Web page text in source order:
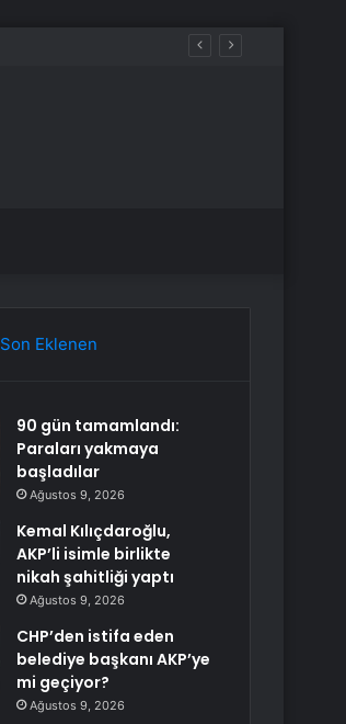
Son Eklenen
90 gün tamamlandı:
Paraları yakmaya
başladılar
Ağustos 9, 2026
Kemal Kılıçdaroğlu,
AKP’li isimle birlikte
nikah şahitliği yaptı
Ağustos 9, 2026
CHP’den istifa eden
belediye başkanı AKP’ye
mi geçiyor?
Ağustos 9, 2026